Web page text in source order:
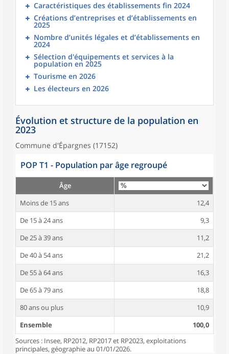
Caractéristiques des établissements fin 2024
Créations d’entreprises et d’établissements en
2025
Nombre d’unités légales et d’établissements en
2024
Sélection d'équipements et services à la
population en 2025
Tourisme en 2026
Les électeurs en 2026
Évolution et structure de la population en
2023
Commune d'Épargnes (17152)
POP T1 - Population par âge regroupé
Âge
Moins de 15 ans
12,4
De 15 à 24 ans
9,3
De 25 à 39 ans
11,2
De 40 à 54 ans
21,2
De 55 à 64 ans
16,3
De 65 à 79 ans
18,8
80 ans ou plus
10,9
Ensemble
100,0
Sources : Insee, RP2012, RP2017 et RP2023, exploitations
principales, géographie au 01/01/2026.